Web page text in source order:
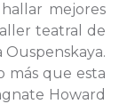
mejores
teatral de
más que esta
Howard